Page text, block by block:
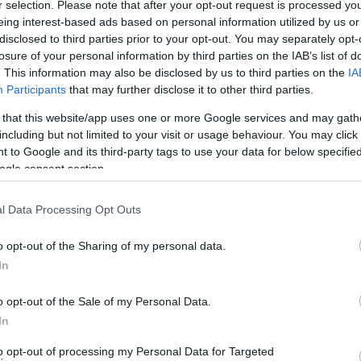
selection. Please note that after your opt-out request is processed
interest-based ads based on personal information utilized by us
to third parties prior to your opt-out. You may separately
of your personal information by third parties on the IAB’s list of
This information may also be disclosed by us to third parties on the
Participants that may further disclose it to other third parties.
that this website/app uses one or more Google services and may
but not limited to your visit or usage behaviour. You may
to Google and its third-party tags to use your data for below
consent section.
Data Processing Opt Outs
opt-out of the Sharing of my personal data.
opt-out of the Sale of my Personal Data.
opt-out of processing my Personal Data for Targeted
επιδιορθώσεις και προσαρμογές στα
βαθμολογίες τους, όσον αφορά στις εκπομπές τους.
τόσο για τα νέα καύσιμα (π.χ. LNG ) όσο και για τα
ότι η ελληνική ποντοπόρος ναυτιλίας θα είναι η